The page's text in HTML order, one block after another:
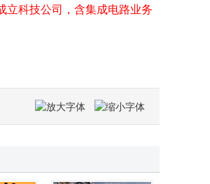
并行
内蒙古成立数字能源技术公司